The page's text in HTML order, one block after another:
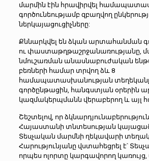
մարմին էին հրավիրվել
գործունեությամբ զբաղվող
ներկայացուցիչները:
Քննարկվել են ձկան արտահանման
ու փաստաթղթաշրջանառությանը,
նմուշառման անասնաբուժական
բեռների համար տրվող ձև 8
համապատասխանության
գործընթացին, հանգստյան օրերին
կազմակերպմանն վերաբերող և այլ
Շեշտելով, որ
Հայաստանի տնտեսության կայացած
Տեսչական մարմնի ղեկավարի
Հարությունյանը վստահեցրել է՝
որպես ոլորտը կարգավորող կառույց,